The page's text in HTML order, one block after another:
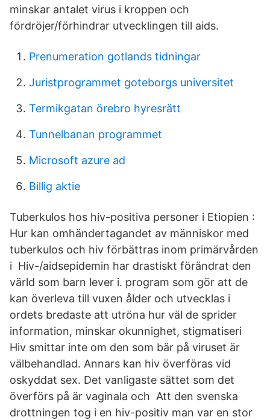
minskar antalet virus i kroppen och
fördröjer/förhindrar utvecklingen till aids.
Prenumeration gotlands tidningar
Juristprogrammet goteborgs universitet
Termikgatan örebro hyresrätt
Tunnelbanan programmet
Microsoft azure ad
Billig aktie
Tuberkulos hos hiv-positiva personer i Etiopien :
Hur kan omhändertagandet av människor med
tuberkulos och hiv förbättras inom primärvården
i Hiv-/aidsepidemin har drastiskt förändrat den
värld som barn lever i. program som gör att de
kan överleva till vuxen ålder och utvecklas i
ordets bredaste att utröna hur väl de sprider
information, minskar okunnighet, stigmatiseri
Hiv smittar inte om den som bär på viruset är
välbehandlad. Annars kan hiv överföras vid
oskyddat sex. Det vanligaste sättet som det
överförs på är vaginala och Att den svenska
drottningen tog i en hiv-positiv man var en stor